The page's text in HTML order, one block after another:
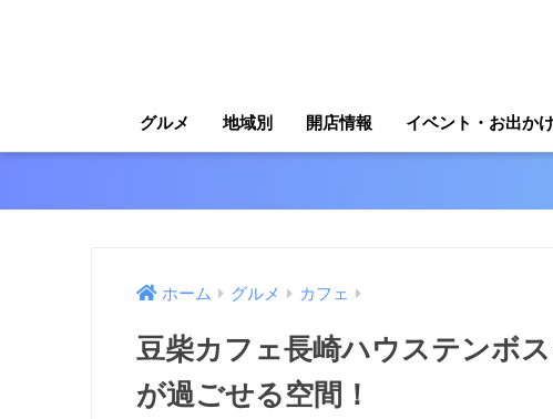
グルメ 地域別 開店情報 イベント・お出か
ホーム グルメ カフェ
豆柴カフェ長崎ハウステンボ
が過ごせる空間！